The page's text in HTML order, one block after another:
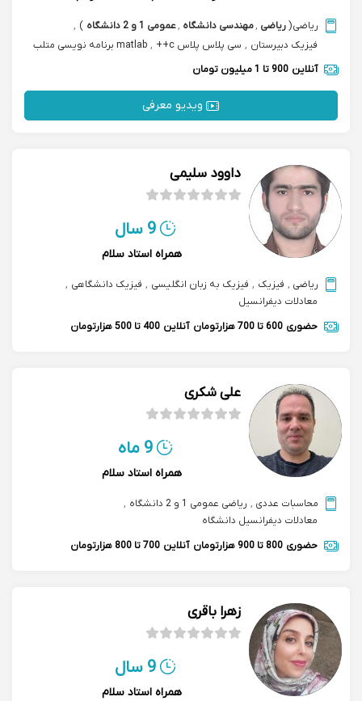
ریاضی(ریاضی ,مهندسی دانشگاه ,عمومی 1 و 2 دانشگاه )
,
فیزیک دبیرستان , سی پلاس پلاس c++ , matlab برنامه نویسی متلب
, معادلات دیفرانسیل دانشگاه
آنلاین 900 تا 1 میلیون تومان
ویدیو معرفی
داوود سلیمی
9 سال
همراه استاد سلام
ریاضی , فیزیک , فیزیک به زبان انگلیسی , ‌فیزیک دانشگاهی ,
معادلات دیفرانسیل
حضوری 600 تا 700 هزارتومان آنلاین 400 تا 500 هزارتومان
علی شکری
9 ماه
همراه استاد سلام
محاسبات عددی , ریاضی عمومی 1 و 2 دانشگاه
,
معادلات دیفرانسیل دانشگاه
حضوری 800 تا 900 هزارتومان آنلاین 700 تا 800 هزارتومان
زهرا باقری
9 سال
همراه استاد سلام